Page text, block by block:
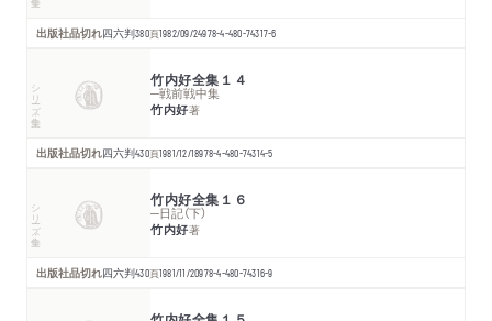
出版社品切れ四六判380頁1982/09/24978-4-480-74317-6
シリーズ・全集 竹内好全集１４
─戦前戦中集
竹内好著
出版社品切れ四六判430頁1981/12/18978-4-480-74314-5
シリーズ・全集 竹内好全集１６
─日記（下）
竹内好著
出版社品切れ四六判430頁1981/11/20978-4-480-74316-9